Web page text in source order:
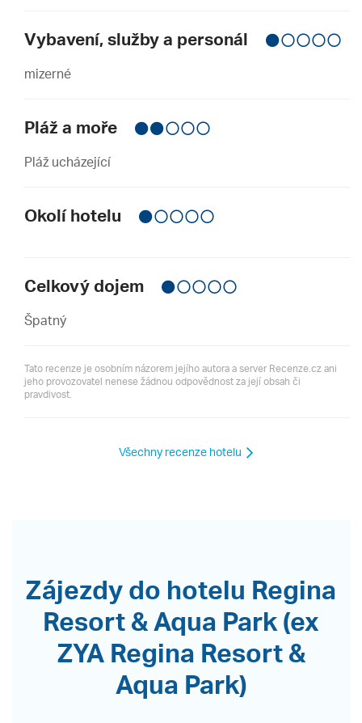
Vybavení, služby a personál
mizerné
Pláž a moře
Pláž ucházející
Okolí hotelu
Celkový dojem
Špatný
Tato recenze je osobním názorem jejího autora a server Recenze.cz ani
jeho provozovatel nenese žádnou odpovědnost za její obsah či
pravdivost.
Všechny recenze hotelu
Zájezdy do hotelu Regina
Resort & Aqua Park (ex
ZYA Regina Resort &
Aqua Park)